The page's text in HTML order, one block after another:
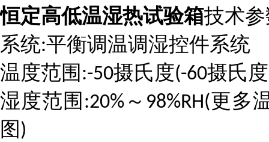
恒定高低温湿热试验箱技术
系统:平衡调温调湿控件系统
温度范围 :-50摄氏度(-60摄氏度
湿度范围 :20% ～ 98%RH(更多
图 )